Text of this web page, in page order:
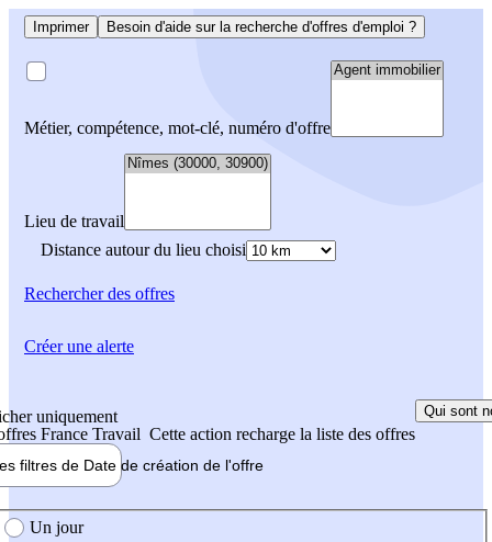
Imprimer Besoin d'aide sur la recherche d'offres d'emploi ?
Métier, compétence, mot-clé, numéro d'offre
Lieu de travail
Distance autour du lieu choisi
Rechercherdes offres
uniquement
France Travail Cette action recharge la liste des offres
Qui sont
filtres de Date de création de l'offre
création de l'offre
Un jour
Créer une alerte